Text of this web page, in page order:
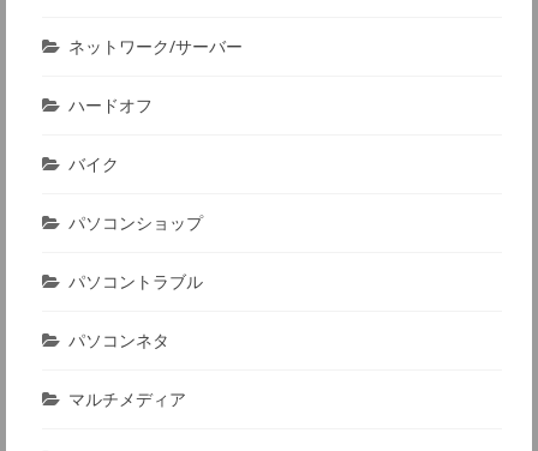
ネットワーク/サーバー
ハードオフ
バイク
パソコンショップ
パソコントラブル
パソコンネタ
マルチメディア